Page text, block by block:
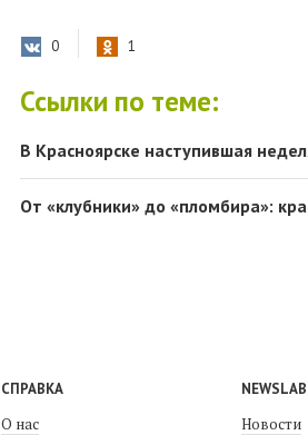
0 1
Ссылки по теме:
В Красноярске наступившая
От «клубники» до «пломбира»:
СПРАВКА
О нас
NEWSLAB
Новости